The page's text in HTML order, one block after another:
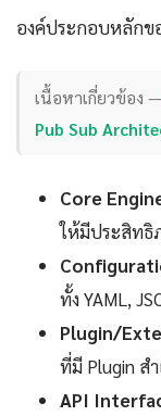
องค์ประกอบหลักข
เนื้อหาเกี่ยวข้อง
Pub Sub
Core
ให้มีประสิทธิ
ทั้ง YAML,
Plugin/
ที่มี Plugin ส
API